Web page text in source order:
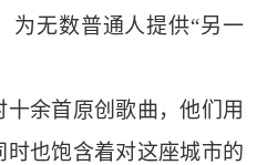
为无数普通人提供“另一
余首原创歌曲，他们用
也饱含着对这座城市的